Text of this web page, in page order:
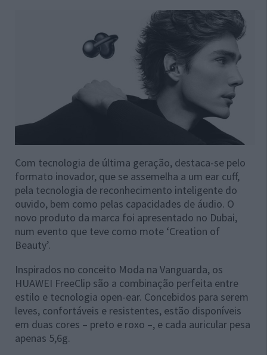
Com tecnologia de última geração, destaca-se pelo
formato inovador, que se assemelha a um ear cuff,
pela tecnologia de reconhecimento inteligente do
ouvido, bem como pelas capacidades de áudio. O
novo produto da marca foi apresentado no Dubai,
num evento que teve como mote ‘Creation of
Beauty’.
Inspirados no conceito Moda na Vanguarda, os
HUAWEI FreeClip são a combinação perfeita entre
estilo e tecnologia open-ear. Concebidos para serem
leves, confortáveis e resistentes, estão disponíveis
em duas cores – preto e roxo –, e cada auricular pesa
apenas 5,6g.